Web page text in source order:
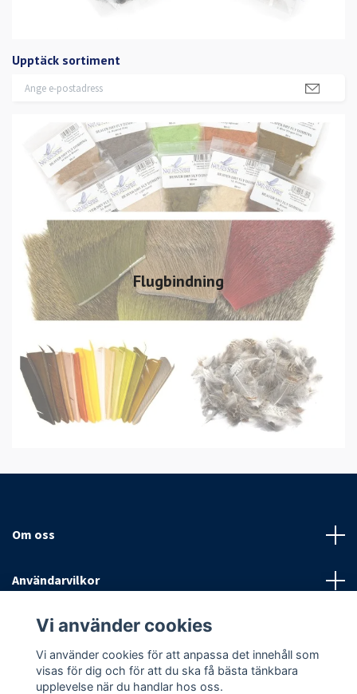
Upptäck sortiment
Flugbindning
Om oss
Användarvilkor
Sociala medier
Vi använder cookies
Vi använder cookies för att anpassa det innehåll som
visas för dig och för att du ska få bästa tänkbara
upplevelse när du handlar hos oss.